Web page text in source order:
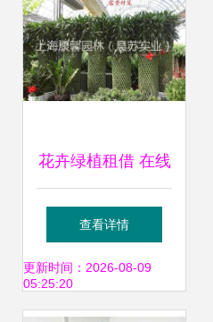
花卉绿植租借 在线
删除服务指南与注
意事项
查看详情
更新时间：2026-08-09
05:25:20